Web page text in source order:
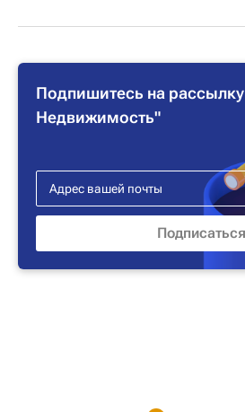
Подпишитесь на
Недвижимость"